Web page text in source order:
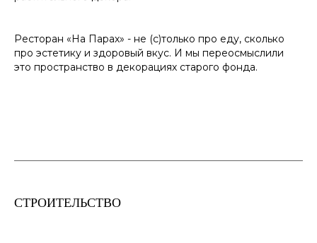
Ресторан «На Парах» - не (с)только про еду, сколько
про эстетику и здоровый вкус. И мы переосмыслили
это пространство в декорациях старого фонда.
СТРОИТЕЛЬСТВО